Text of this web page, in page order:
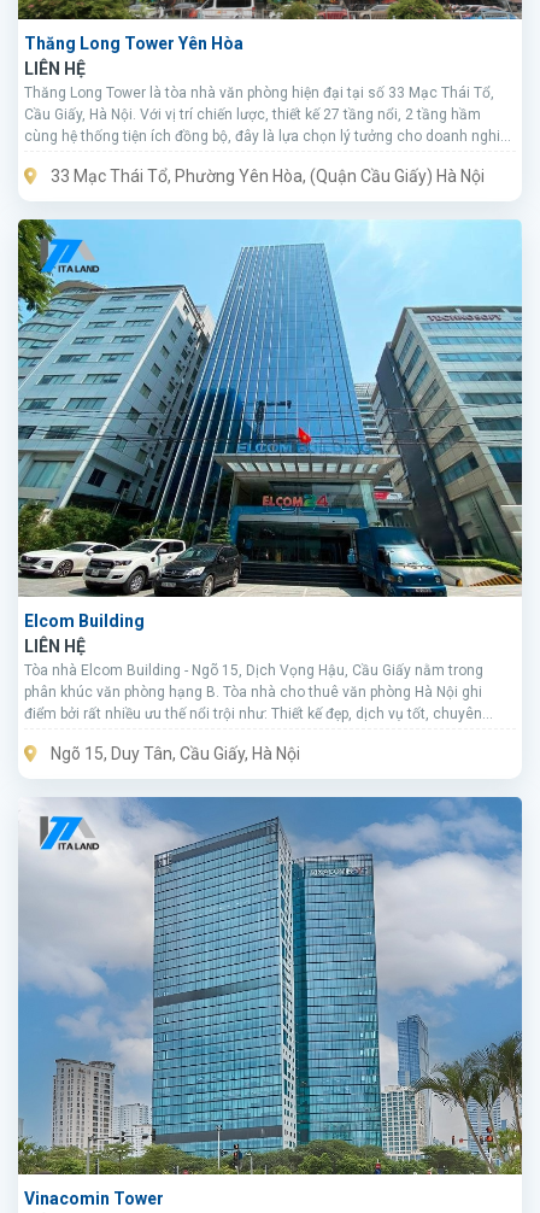
Thăng Long Tower Yên Hòa
LIÊN HỆ
Thăng Long Tower là tòa nhà văn phòng hiện đại tại số 33 Mạc Thái Tổ,
Cầu Giấy, Hà Nội. Với vị trí chiến lược, thiết kế 27 tầng nổi, 2 tầng hầm
cùng hệ thống tiện ích đồng bộ, đây là lựa chọn lý tưởng cho doanh nghiệp
33 Mạc Thái Tổ, Phường Yên Hòa, (Quận Cầu Giấy) Hà Nội
Elcom Building
LIÊN HỆ
Tòa nhà Elcom Building - Ngõ 15, Dịch Vọng Hậu, Cầu Giấy nằm trong
phân khúc văn phòng hạng B. Tòa nhà cho thuê văn phòng Hà Nội ghi
điểm bởi rất nhiều ưu thế nổi trội như: Thiết kế đẹp, dịch vụ tốt, chuyên
Ngõ 15, Duy Tân, Cầu Giấy, Hà Nội
Vinacomin Tower